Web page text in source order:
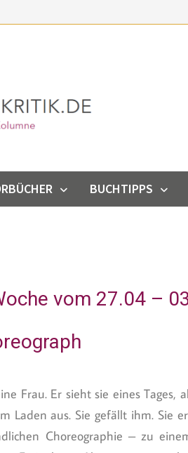
BUCHTIPPS
vom 27.04 –
Frau. Er sieht sie eines Tages,
Laden aus. Sie gefällt ihm. Sie
Choreographie – zu